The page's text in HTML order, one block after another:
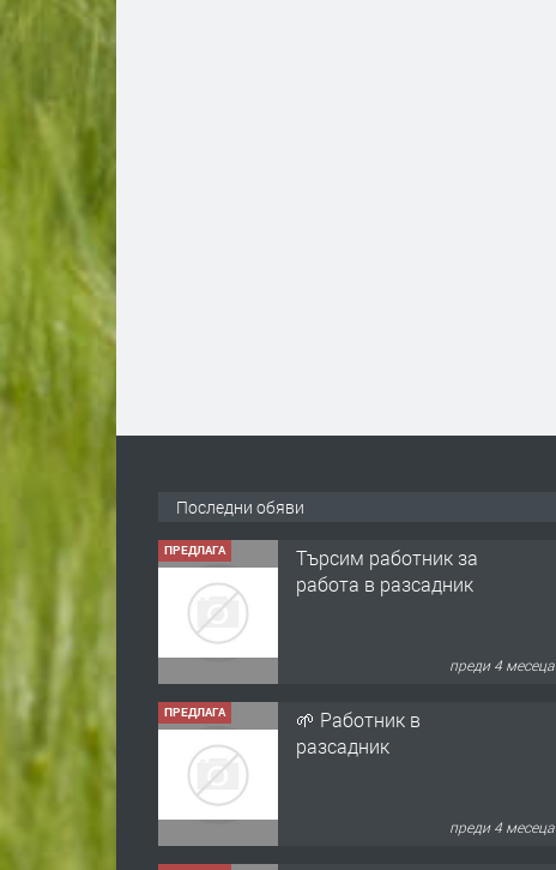
Последни обяви
ПРЕДЛАГА
Търсим работник за
работа в разсадник
преди 4 месеца
ПРЕДЛАГА
🌱 Работник в
разсадник
преди 4 месеца